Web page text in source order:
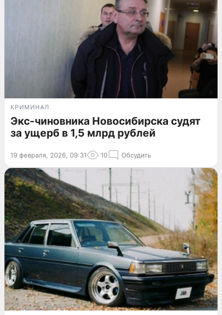
КРИМИНАЛ
Экс-чиновника Новосибирска судят
за ущерб в 1,5 млрд рублей
19 февраля, 2026, 09:31 10 Обсудить